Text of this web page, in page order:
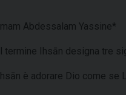
Imam Abdessalam Yassine*
Il termine Ihsān designa tre
Ihsān è adorare Dio come